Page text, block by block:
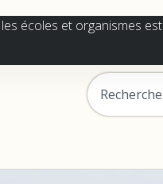
écoles et organismes est